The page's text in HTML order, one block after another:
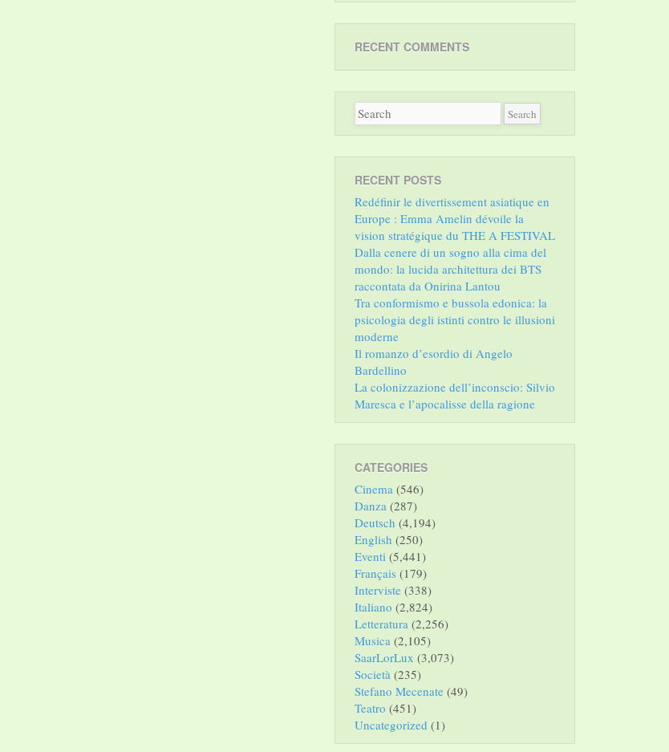
RECENT COMMENTS
RECENT POSTS
Redéfinir le divertissement asiatique en
Europe : Emma Amelin dévoile la
vision stratégique du THE A FESTIVAL
Dalla cenere di un sogno alla cima del
mondo: la lucida architettura dei BTS
raccontata da Onirina Lantou
Tra conformismo e bussola edonica: la
psicologia degli istinti contro le illusioni
moderne
Il romanzo d’esordio di Angelo
Bardellino
La colonizzazione dell’inconscio: Silvio
Maresca e l’apocalisse della ragione
CATEGORIES
Cinema (546)
Danza (287)
Deutsch (4,194)
English (250)
Eventi (5,441)
Français (179)
Interviste (338)
Italiano (2,824)
Letteratura (2,256)
Musica (2,105)
SaarLorLux (3,073)
Società (235)
Stefano Mecenate (49)
Teatro (451)
Uncategorized (1)